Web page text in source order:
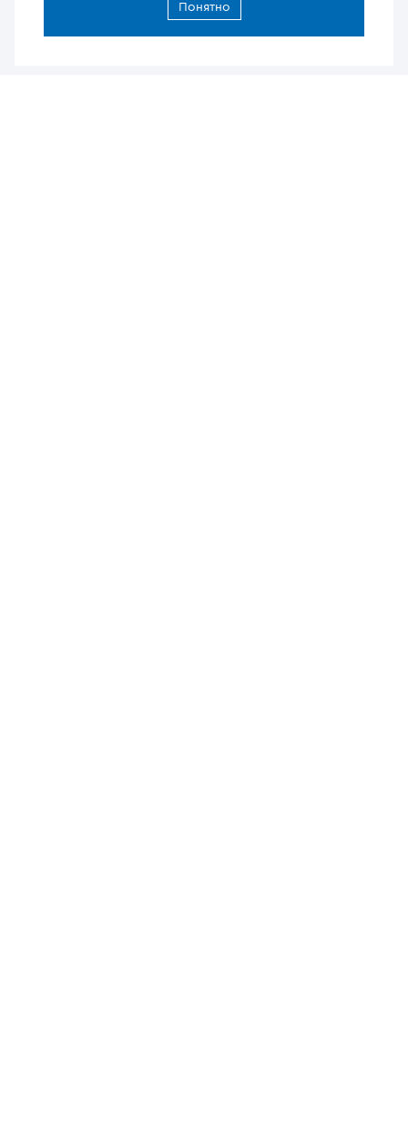
Все города доставки
Понятно